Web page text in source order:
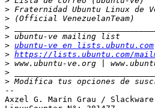
>
>
>
>
> ubuntu-ve en lists.ubuntu.com
> https://lists.ubuntu.com/
>
>
> Modifica tus opciones de
--
Axzel G. Marín Grau /